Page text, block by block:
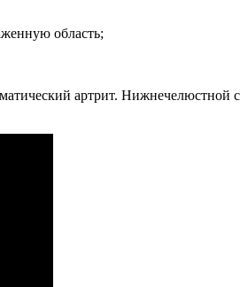
область;
артрит. Нижнечелюстной